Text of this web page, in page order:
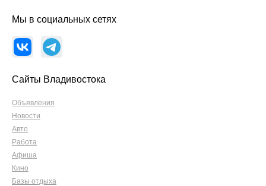
Мы в социальных сетях
Сайты Владивостока
Объявления
Новости
Авто
Работа
Афиша
Кино
Базы отдыха